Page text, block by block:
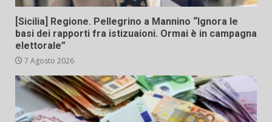
[Sicilia] Regione. Pellegrino a Mannino “Ignora le
basi dei rapporti fra istizuaioni. Ormai è in campagna
elettorale”
7 Agosto 2026